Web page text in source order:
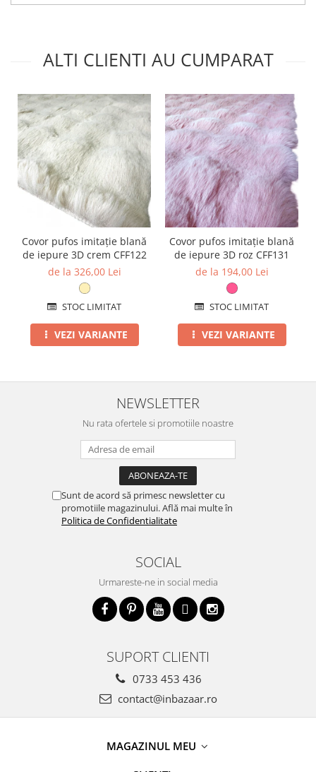
ALTI CLIENTI AU CUMPARAT
Covor pufos imitație blană
de iepure 3D crem CFF122
de la 326,00 Lei
STOC LIMITAT
VEZI VARIANTE
Covor pufos imitație blană
de iepure 3D roz CFF131
de la 194,00 Lei
STOC LIMITAT
VEZI VARIANTE
NEWSLETTER
Nu rata ofertele si promotiile noastre
Sunt de acord să primesc newsletter cu
promotiile magazinului. Află mai multe în
Politica de Confidentialitate
SOCIAL
Urmareste-ne in social media
SUPORT CLIENTI
0733 453 436
contact@inbazaar.ro
MAGAZINUL MEU